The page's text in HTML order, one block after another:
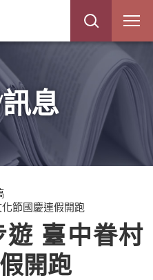
網
站
息
節國慶連假開跑
遊 臺中眷村
開跑